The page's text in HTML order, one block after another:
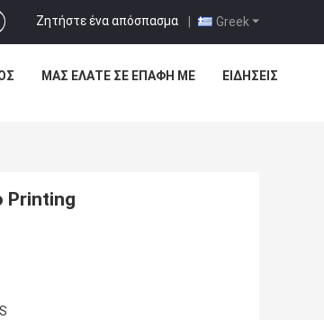
Greek
Ζητήστε ένα απόσπασμα |
ΜΑΣ ΕΛΆΤΕ ΣΕ ΕΠΑΦΉ ΜΕ ΕΙΔΉΣΕΙΣ
Printing